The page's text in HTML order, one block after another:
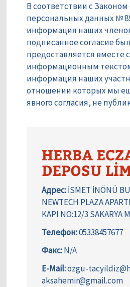
В соответствии с
персональных данных №
информация наших
подписанное согласие
предоставляется вместе с
информационным
информация наших
отношении которых мы
явного согласия, не
HERBA
DEPOSU
Адрес:İSMET İNÖNÜ
NEWTECH PLAZA
KAPI NO:12/3 SAKARYA
Телефон:05338457677
Факс:N/A
E-Mail:ozgu-
aksahemir@gmail.com